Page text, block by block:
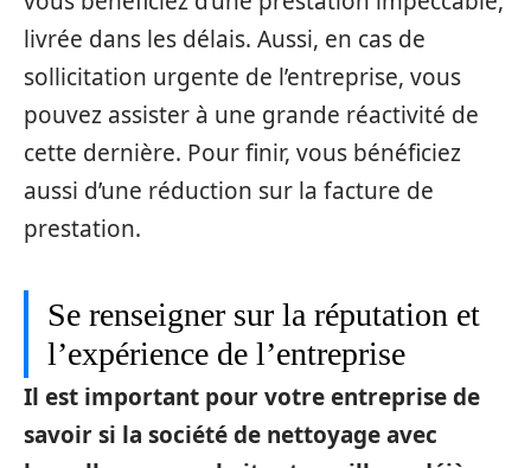
livrée dans les délais. Aussi, en cas de
sollicitation urgente de l’entreprise, vous
pouvez assister à une grande réactivité de
cette dernière. Pour finir, vous bénéficiez
aussi d’une réduction sur la facture de
prestation.
Se renseigner sur la réputation et
l’expérience de l’entreprise
Il est important pour votre entreprise de
savoir si la société de nettoyage avec